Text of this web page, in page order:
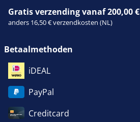
Gratis verzending vanaf 200,00 €
anders 16,50 € verzendkosten (NL)
Betaalmethoden
iDEAL
PayPal
Creditcard